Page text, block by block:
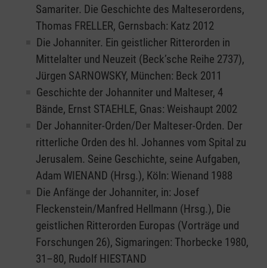
Samariter. Die Geschichte des Malteserordens,
Thomas FRELLER, Gernsbach: Katz 2012
Die Johanniter. Ein geistlicher Ritterorden in
Mittelalter und Neuzeit (Beck’sche Reihe 2737),
Jürgen SARNOWSKY, München: Beck 2011
Geschichte der Johanniter und Malteser, 4
Bände, Ernst STAEHLE, Gnas: Weishaupt 2002
Der Johanniter-Orden/Der Malteser-Orden. Der
ritterliche Orden des hl. Johannes vom Spital zu
Jerusalem. Seine Geschichte, seine Aufgaben,
Adam WIENAND (Hrsg.), Köln: Wienand 1988
Die Anfänge der Johanniter, in: Josef
Fleckenstein/Manfred Hellmann (Hrsg.), Die
geistlichen Ritterorden Europas (Vorträge und
Forschungen 26), Sigmaringen: Thorbecke 1980,
31–80, Rudolf HIESTAND